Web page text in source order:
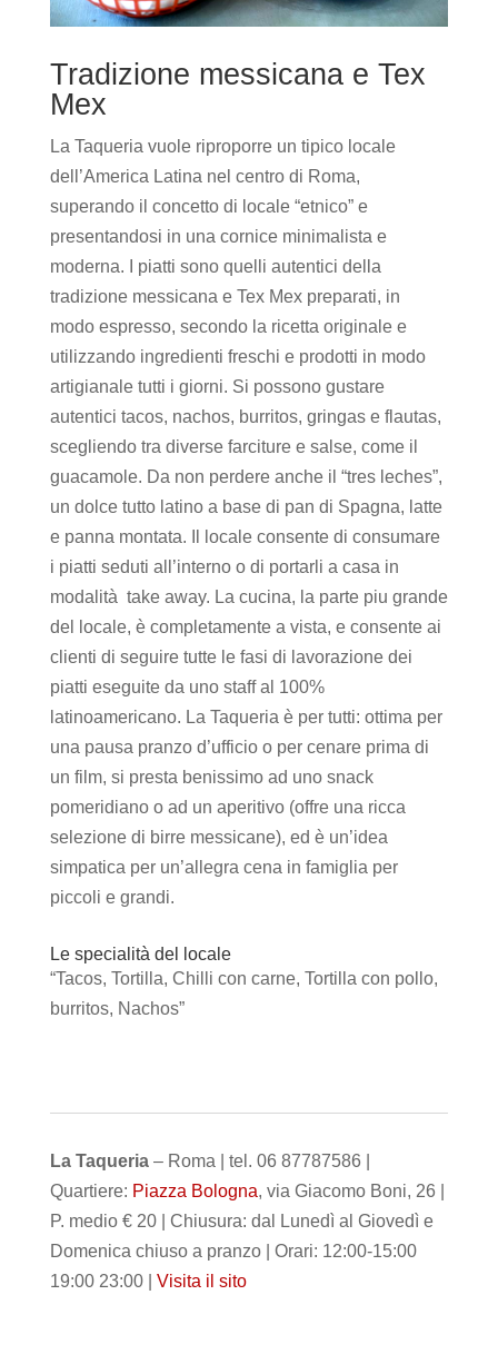
Tradizione messicana e Tex
Mex
La Taqueria vuole riproporre un tipico locale
dell’America Latina nel centro di Roma,
superando il concetto di locale “etnico” e
presentandosi in una cornice minimalista e
moderna. I piatti sono quelli autentici della
tradizione messicana e Tex Mex preparati, in
modo espresso, secondo la ricetta originale e
utilizzando ingredienti freschi e prodotti in modo
artigianale tutti i giorni. Si possono gustare
autentici tacos, nachos, burritos, gringas e flautas,
scegliendo tra diverse farciture e salse, come il
guacamole. Da non perdere anche il “tres leches”,
un dolce tutto latino a base di pan di Spagna, latte
e panna montata. Il locale consente di consumare
i piatti seduti all’interno o di portarli a casa in
modalità take away. La cucina, la parte piu grande
del locale, è completamente a vista, e consente ai
clienti di seguire tutte le fasi di lavorazione dei
piatti eseguite da uno staff al 100%
latinoamericano. La Taqueria è per tutti: ottima per
una pausa pranzo d’ufficio o per cenare prima di
un film, si presta benissimo ad uno snack
pomeridiano o ad un aperitivo (offre una ricca
selezione di birre messicane), ed è un’idea
simpatica per un’allegra cena in famiglia per
piccoli e grandi.
Le specialità del locale
“Tacos, Tortilla, Chilli con carne, Tortilla con pollo,
burritos, Nachos”
La Taqueria– Roma | tel. 06 87787586 |
Quartiere: Piazza Bologna, via Giacomo Boni, 26 |
P. medio € 20 | Chiusura: dal Lunedì al Giovedì e
Domenica chiuso a pranzo | Orari: 12:00-15:00
19:00 23:00 | Visita il sito